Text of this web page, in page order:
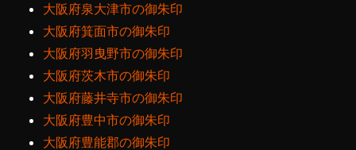
大阪府泉大津市の御朱印
大阪府箕面市の御朱印
大阪府羽曳野市の御朱印
大阪府茨木市の御朱印
大阪府藤井寺市の御朱印
大阪府豊中市の御朱印
大阪府豊能郡の御朱印